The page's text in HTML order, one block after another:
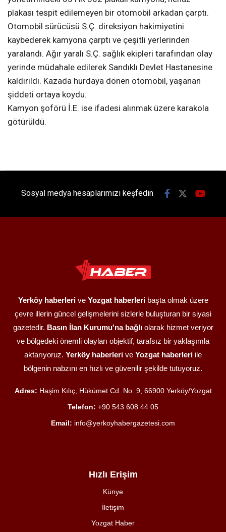
plakası tespit edilemeyen bir otomobil arkadan çarptı.
Otomobil sürücüsü S.Ç. direksiyon hakimiyetini
kaybederek kamyona çarptı ve çeşitli yerlerinden
yaralandı. Ağır yaralı S.Ç. sağlık ekipleri tarafından olay
yerinde müdahale edilerek Sandıklı Devlet Hastanesine
kaldırıldı. Kazada hurdaya dönen otomobil, yaşanan
şiddeti ortaya koydu.
Kamyon şoförü İ.E. ise ifadesi alınmak üzere karakola
götürüldü.
Sosyal medya hesaplarımızı keşfedin
Yerköy haberlerive Yozgat haberleribaşta olmak üzere
çevre illerin güncel gelişmelerini sizlerle buluşturan bir siyasi
gazetedir. Basın İlan Kurumu'na bağlıolarak hizmet veriyor
ve bölgedeki önemli olayları objektif, tarafsız bir yaklaşımla
aktarıyoruz. Yerköy haberleri ve Yozgat haberleri ile
bölgenin nabzını en hızlı ve güvenilir şekilde tutuyoruz.
Adres: Haşim Kılıç, Hükümet Cd. No: 9, 66900 Yerköy/Yozgat
Telefon: +90 543 608 44 05
Email: info@yerkoyhabergazetesi.com
Hızlı Erişim
Künye
İletişim
Yozgat Haber